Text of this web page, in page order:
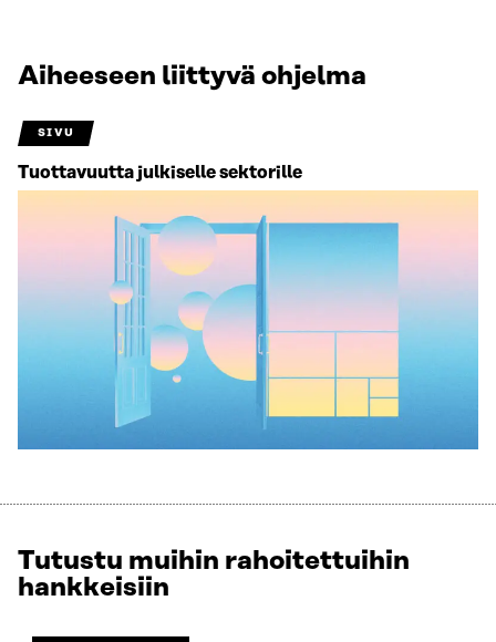
Aiheeseen liittyvä ohjelma
SIVU
Tuottavuutta julkiselle sektorille
Tutustu muihin rahoitettuihin
hankkeisiin